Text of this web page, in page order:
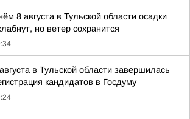
8 августа в Тульской области осадки
но ветер сохранится
в Тульской области завершилась
кандидатов в Госдуму